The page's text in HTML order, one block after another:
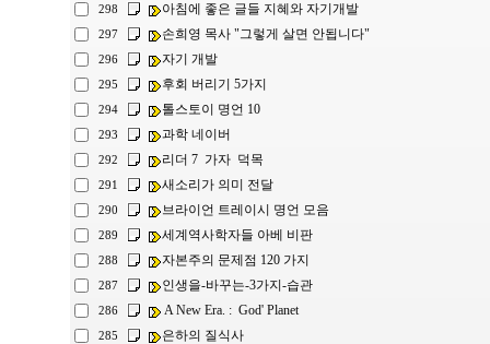
298 아침에 좋은 글들 지혜와 자기개발
297 손희영 목사 "그렇게 살면 안됩니다"
296 자기 개발
295 후회 버리기 5가지
294 톨스토이 명언 10
293 과학 네이버
292 리더 7 가자 덕목
291 새소리가 의미 전달
290 브라이언 트레이시 명언 모음
289 세계역사학자들 아베 비판
288 자본주의 문제점 120 가지
287 인생을-바꾸는-3가지-습관
286 A New Era. : God' Planet
285 은하의 질식사